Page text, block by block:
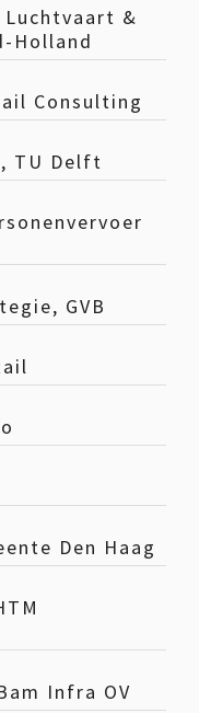
&
Holland
Consulting
TU Delft
GVB
Den Haag
Infra OV